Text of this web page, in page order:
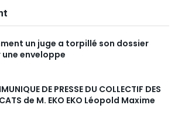
un juge a torpillé son dossier
une enveloppe
DE PRESSE DU COLLECTIF DES
de M. EKO EKO Léopold Maxime